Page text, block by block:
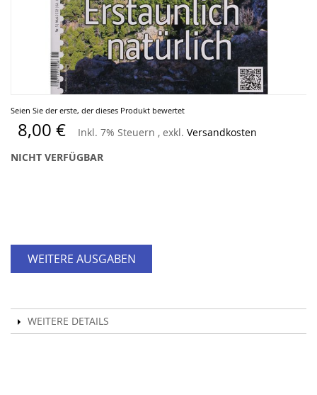
Seien Sie der erste, der dieses Produkt bewertet
8,00 € Inkl. 7% Steuern , exkl. Versandkosten
NICHT VERFÜGBAR
WEITERE AUSGABEN
WEITERE DETAILS
Zum
Anfang
der
Bildergalerie
springen